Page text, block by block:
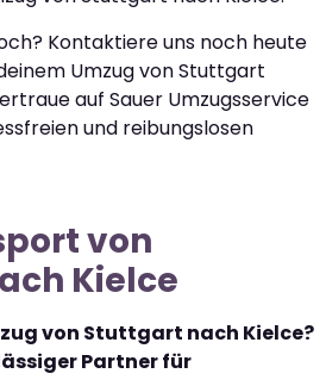
Kontaktiere uns noch heute
Umzug von Stuttgart
auf Sauer Umzugsservice
und reibungslosen
von
Kielce
von Stuttgart nach Kielce?
Partner für